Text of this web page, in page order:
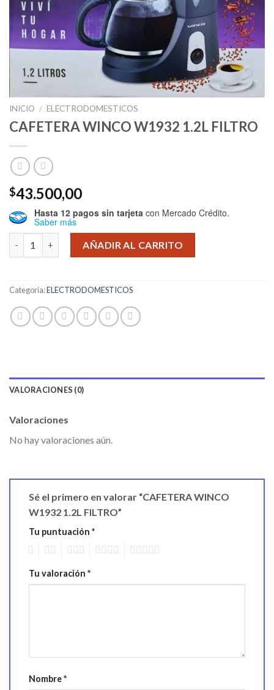
INICIO / ELECTRODOMESTICOS
CAFETERA WINCO W1932 1.2L FILTRO
$43.500,00
Hasta 12 pagos sin tarjeta con Mercado Crédito.
Saber más
CAFETERA WINCO W1932 1.2L FILTRO cantidad
AÑADIR AL CARRITO
Categoría:ELECTRODOMESTICOS
VALORACIONES (0)
Valoraciones
No hay valoraciones aún.
Sé el primero en valorar “CAFETERA WINCO
W1932 1.2L FILTRO”
Tu puntuación *
Tu valoración *
Nombre*